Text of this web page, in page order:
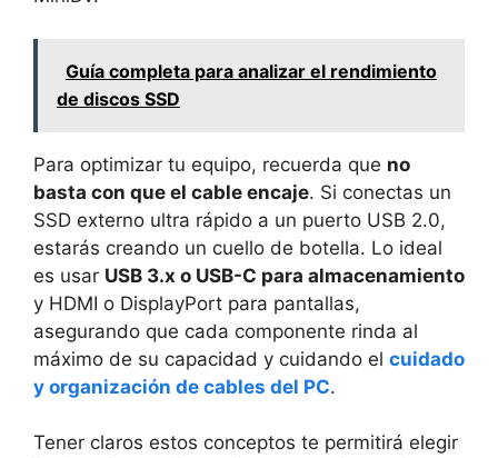
Guía completa para analizar el rendimiento
de discos SSD
Para optimizar tu equipo, recuerda que no
basta con que el cable encaje. Si conectas un
SSD externo ultra rápido a un puerto USB 2.0,
estarás creando un cuello de botella. Lo ideal
es usar USB 3.x o USB-C para almacenamiento
y HDMI o DisplayPort para pantallas,
asegurando que cada componente rinda al
máximo de su capacidad y cuidando el cuidado
y organización de cables del PC.
Tener claros estos conceptos te permitirá elegir